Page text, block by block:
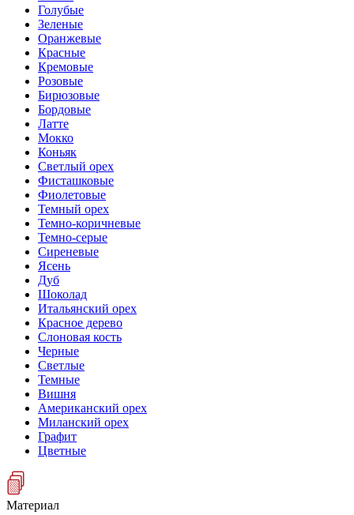
Голубые
Зеленые
Оранжевые
Красные
Кремовые
Розовые
Бирюзовые
Бордовые
Латте
Мокко
Коньяк
Светлый орех
Фисташковые
Фиолетовые
Темный орех
Темно-коричневые
Темно-серые
Сиреневые
Ясень
Дуб
Шоколад
Итальянский орех
Красное дерево
Слоновая кость
Черные
Светлые
Темные
Вишня
Американский орех
Миланский орех
Графит
Цветные
Материал